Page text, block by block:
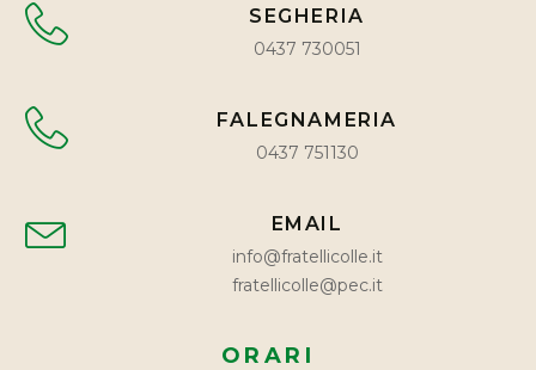
SEGHERIA
0437 730051
FALEGNAMERIA
0437 751130
EMAIL
info@fratellicolle.it
fratellicolle@pec.it
ORARI